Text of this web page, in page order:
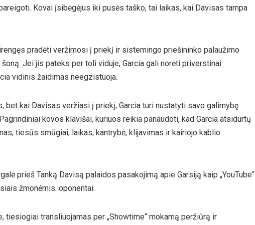
Kovai įsibėgėjus iki pusės taško, tai laikas, kai Davisas tampa
pradėti veržimosi į priekį ir sistemingo priešininko palaužimo
Jei jis pateks per toli viduje, Garcia gali norėti priverstinai
vidinis žaidimas neegzistuoja.
bet kai Davisas veržiasi į priekį, Garcia turi nustatyti savo galimybę
kovos klavišai, kuriuos reikia panaudoti, kad Garcia atsidurtų
tiesūs smūgiai, laikas, kantrybė, klijavimas ir kairiojo kablio
prieš Tanką Davisą palaidos pasakojimą apie Garsiją kaip „YouTube“
žmonėmis. oponentai.
tiesiogiai transliuojamas per „Showtime“ mokamą peržiūrą ir